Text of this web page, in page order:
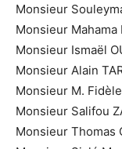
Monsieur
Monsieur Mahama
Monsieur Ismaël
Monsieur Alain
Monsieur M.
Monsieur Salifou
Monsieur Thomas